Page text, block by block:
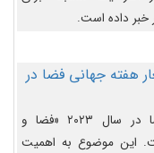
خبر داده است.
هفته جهانی فضا در
موضوع هفته جهانی فضا در سال ۲۰۲۳ «فضا و
این موضوع به اهمیت